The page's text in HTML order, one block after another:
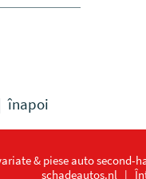
înapoi
& piese auto second-
schadeautos.nl|